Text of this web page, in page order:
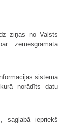
ziņas no Valsts
zemesgrāmatā
sistēmā
norādīts datu
saglabā iepriekš